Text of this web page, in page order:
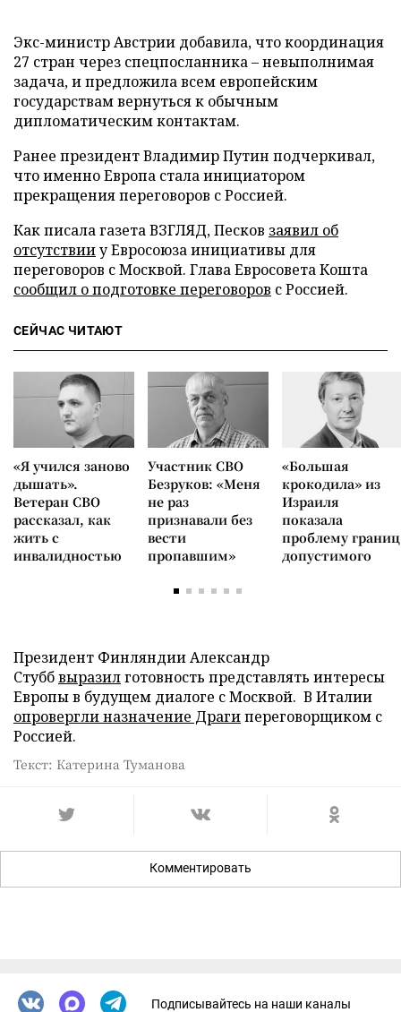
Экс-министр Австрии добавила, что координация
27 стран через спецпосланника – невыполнимая
задача, и предложила всем европейским
государствам вернуться к обычным
дипломатическим контактам.
Ранее президент Владимир Путин подчеркивал,
что именно Европа стала инициатором
прекращения переговоров с Россией.
Как писала газета ВЗГЛЯД, Песков заявил об
отсутствииу Евросоюза инициативы для
переговоров с Москвой. Глава Евросовета Кошта
сообщил о подготовке переговоров с Россией.
СЕЙЧАС ЧИТАЮТ
«Я учился заново
дышать».
Ветеран СВО
рассказал, как
жить с
инвалидностью
Участник СВО
Безруков: «Меня
не раз
признавали без
вести
пропавшим»
«Большая
крокодила» из
Израиля
показала
проблему границ
допустимого
Президент Финляндии Александр
Стуббвыразилготовность представлять интересы
Европы в будущем диалоге с Москвой. В Италии
опровергли назначение Драгипереговорщиком с
Россией.
Текст: Катерина Туманова
Комментировать
Подписывайтесь на наши каналы